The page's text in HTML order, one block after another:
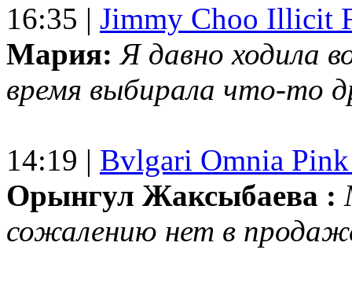
16:35 | Jimmy Choo Illicit
Мария: Я давно ходила
время выбирала что-то
14:19 | Bvlgari Omnia
Орынгул Жаксыбаева :
сожалению нет в